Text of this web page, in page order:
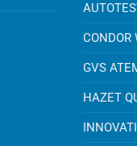
CONDOR
GVS
HAZET